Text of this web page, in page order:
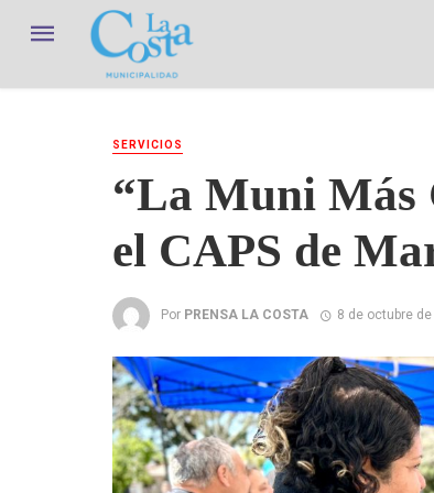
SERVICIOS
“La Muni Más
el CAPS de
Por PRENSA LA COSTA 8 de octubre